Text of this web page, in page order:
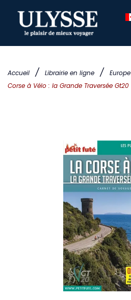
Accueil / Librairie en ligne / Europe
Corse à Vélo : la Grande Traversée Gt20